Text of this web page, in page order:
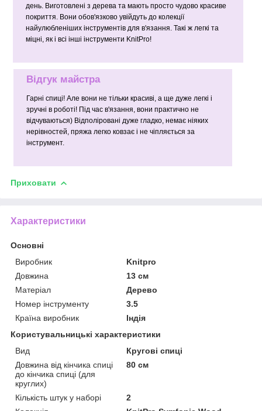
день. Виготовлені з дерева та мають просто чудово красиве
покриття. Вони обов'язково увійдуть до колекції
найулюбленіших інструментів для в'язання. Такі ж легкі та
міцні, як і всі інші інструменти KnitPro!
Відгук майстра
Гарні спиці! Але вони не тільки красиві, а ще дуже легкі і
зручні в роботі! Під час в'язання, вони практично не
відчуваються) Відполіровані дуже гладко, немає ніяких
нерівностей, пряжа легко ковзає і не чіпляється за
інструмент.
Приховати
Характеристики
Основні
Виробник
Knitpro
Довжина
13 см
Матеріал
Дерево
Номер інструменту
3.5
Країна виробник
Індія
Користувальницькі характеристики
Вид
Кругові спиці
Довжина від кінчика спиці
до кінчика спиці (для
круглих)
80 см
Кількість штук у наборі
2